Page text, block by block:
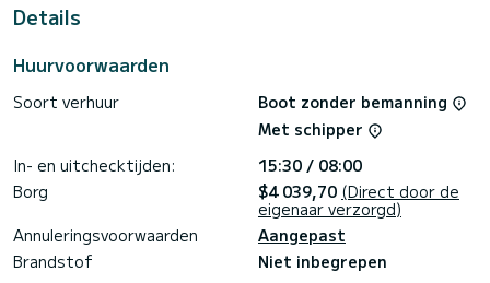
Deze boot is uitgerust met een rolgrootzeil en een
Klik voor elk verzoek om informatie of reservering op de
Details
Huurvoorwaarden
Soort verhuur
Boot zonder bemanning
Met schipper
In- en uitchecktijden:
15:30 / 08:00
Borg
$4 039,70 (Direct door de
eigenaar verzorgd)
Annuleringsvoorwaarden
Aangepast
Brandstof
Niet inbegrepen